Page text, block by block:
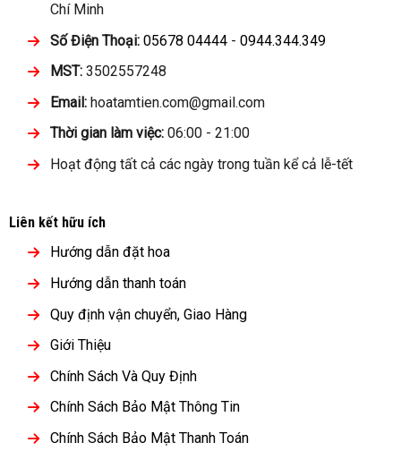
Chí Minh
Số Điện Thoại: 05678 04444- 0944.344.349
MST:3502557248
Email: hoatamtien.com@gmail.com
Thời gian làm việc:06:00 - 21:00
Hoạt động tất cả các ngày trong tuần kể cả lễ-tết
Liên kết hữu ích
Hướng dẫn đặt hoa
Hướng dẫn thanh toán
Quy định vận chuyển, Giao Hàng
Giới Thiệu
Chính Sách Và Quy Định
Chính Sách Bảo Mật Thông Tin
Chính Sách Bảo Mật Thanh Toán